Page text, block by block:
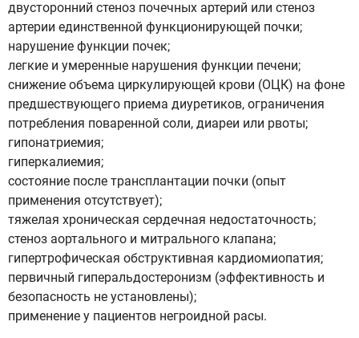
двусторонний стеноз почечных артерий или стеноз
артерии единственной функционирующей почки;
нарушение функции почек;
легкие и умеренные нарушения функции печени;
снижение объема циркулирующей крови (ОЦК) на фоне
предшествующего приема диуретиков, ограничения
потребления поваренной соли, диареи или рвоты;
гипонатриемия;
гиперкалиемия;
состояние после трансплантации почки (опыт
применения отсутствует);
тяжелая хроническая сердечная недостаточность;
стеноз аортального и митрального клапана;
гипертрофическая обструктивная кардиомиопатия;
первичный гиперальдостеронизм (эффективность и
безопасность не установлены);
применение у пациентов негроидной расы.